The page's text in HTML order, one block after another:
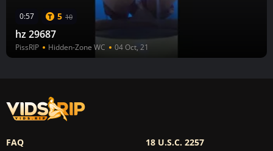
0:57 5 10
hz 29687
PissRIP Hidden-Zone WC 04 Oct, 21
FAQ
18 U.S.C. 2257